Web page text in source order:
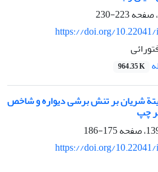
223-230
https://doi.org/
964.35 K
شریان بر تنش برشی دیواره و شاخص
چپ
175-186
https://doi.org/